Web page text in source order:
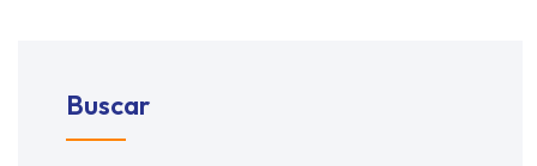
Buscar